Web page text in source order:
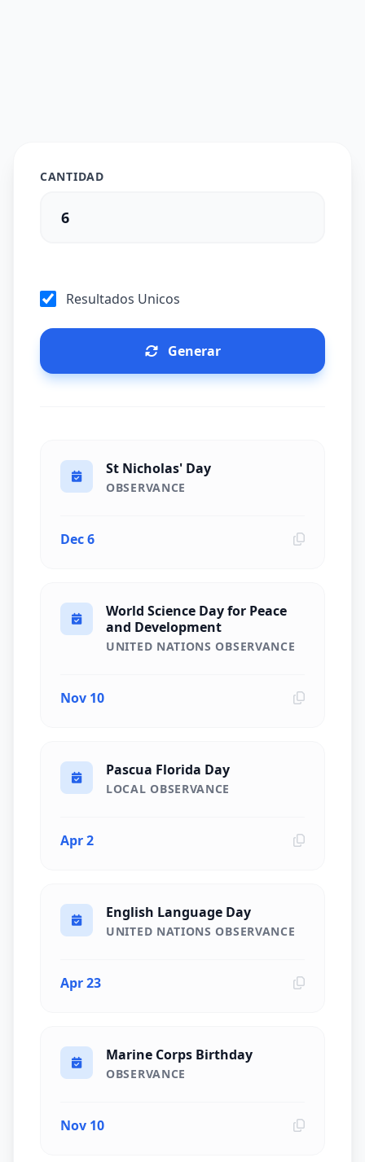
CANTIDAD
Resultados Unicos
Generar
St Nicholas' Day
OBSERVANCE
Dec 6
World Science Day for Peace
and Development
UNITED NATIONS OBSERVANCE
Nov 10
Pascua Florida Day
LOCAL OBSERVANCE
Apr 2
English Language Day
UNITED NATIONS OBSERVANCE
Apr 23
Marine Corps Birthday
OBSERVANCE
Nov 10